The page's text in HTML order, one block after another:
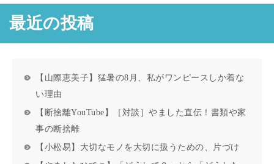
最近の投稿
【山際恵美子】猛暑の8月、私がワンピースしか着な
い理由
【断捨離YouTube】［対談］やました直伝！書類や家
事の断捨離
【小松易】大切なモノを大切に扱うための、片づけ